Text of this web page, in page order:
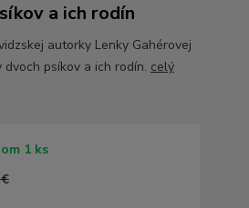
a ich rodín
autorky Lenky Gahérovej
psíkov a ich rodín. celý
1 ks